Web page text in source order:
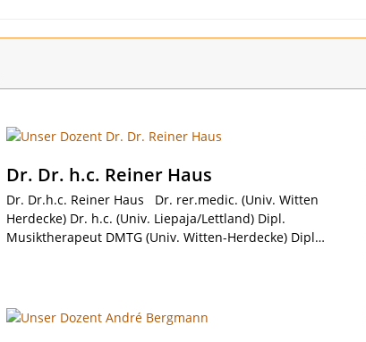
Dr. Dr. h.c. Reiner Haus
Dr. Dr.h.c. Reiner Haus Dr. rer.medic. (Univ. Witten
Herdecke) Dr. h.c. (Univ. Liepaja/Lettland) Dipl.
Musiktherapeut DMTG (Univ. Witten-Herdecke) Dipl…